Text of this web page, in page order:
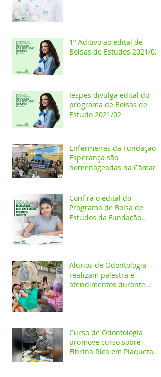
1º Aditivo ao edital de
Bolsas de Estudos 2021/02
Iespes divulga edital do
programa de Bolsas de
Estudo 2021/02
Enfermeiras da Fundação
Esperança são
homenageadas na Câmara
Confira o edital do
Programa de Bolsa de
Estudos da Fundação
Alunos de Odontologia
realizam palestra e
atendimentos durante
Curso de Odontologia
promove curso sobre
Fibrina Rica em Plaquetas